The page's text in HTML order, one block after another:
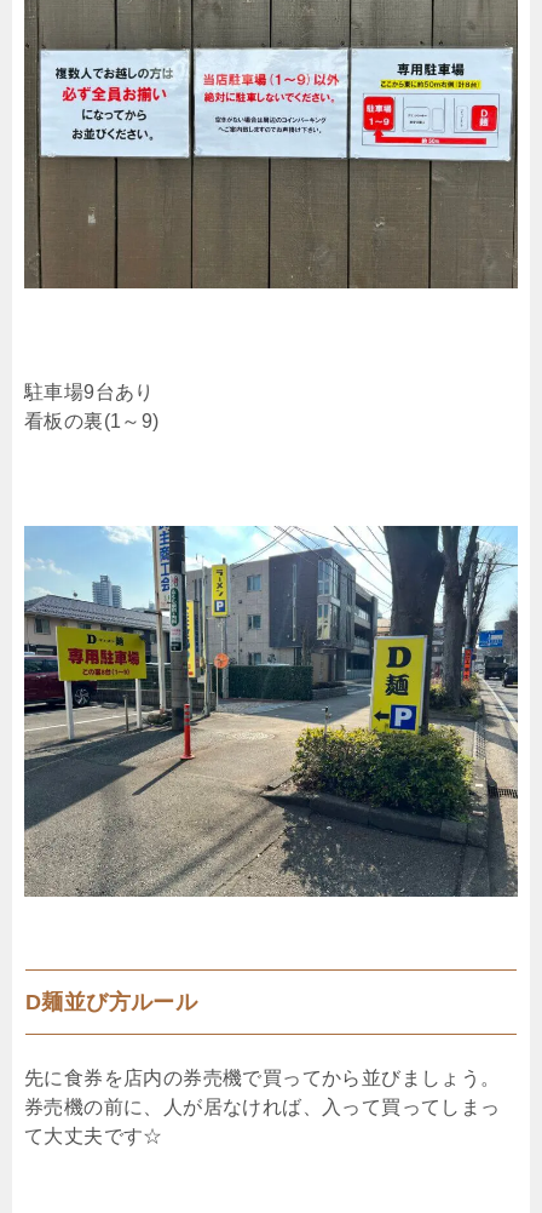
駐車場9台あり
看板の裏(1～9)
D麺並び方ルール
先に食券を店内の券売機で買ってから並びましょう。
券売機の前に、人が居なければ、入って買ってしまっ
て大丈夫です☆